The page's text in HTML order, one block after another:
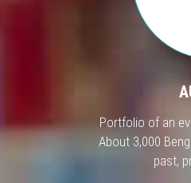
Portfolio of an
About 3,000
past,